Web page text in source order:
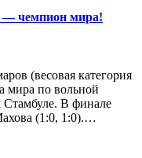
— чемпион мира!
(весовая категория
мира по вольной
Стамбуле. В финале
(1:0, 1:0).…